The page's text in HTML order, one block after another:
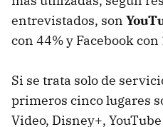
entrevistados, son
con 44% y Facebook con
Si se trata solo de
primeros cinco lugares
Video, Disney+,